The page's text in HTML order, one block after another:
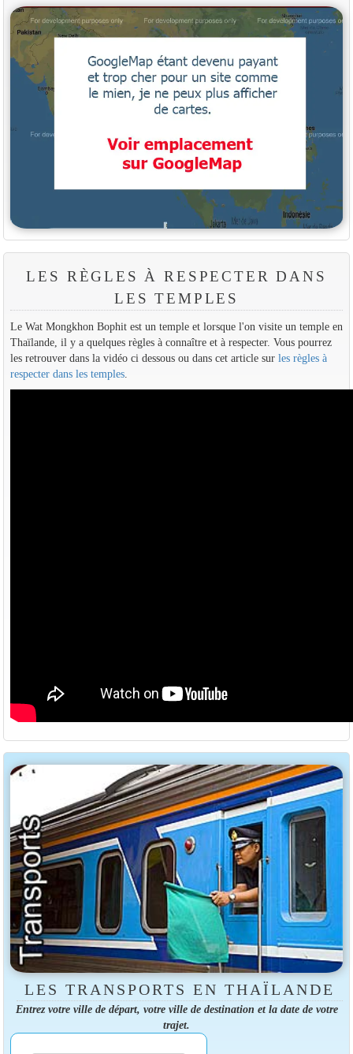
LES RÈGLES À RESPECTER DANS
LES TEMPLES
Le Wat Mongkhon Bophit est un temple et lorsque l'on visite un temple en
Thaïlande, il y a quelques règles à connaître et à respecter. Vous pourrez
les retrouver dans la vidéo ci dessous ou dans cet article sur les règles à
respecter dans les temples.
LES TRANSPORTS EN THAÏLANDE
Entrez votre ville de départ, votre ville de destination et la date de votre
trajet.